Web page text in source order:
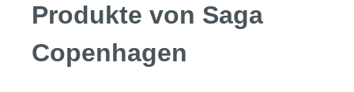
Produkte von Saga
Copenhagen